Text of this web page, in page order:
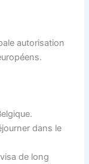
autorisation
dans le
de long